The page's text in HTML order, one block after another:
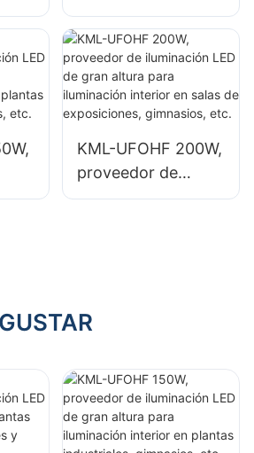
de
iluminación LED de
gran altura para
plantas
industriales,
almacenes y otras
iluminación interior.
de
KML-UFOHF 200W,
proveedor de
iluminación LED de
gimnasios, etc.